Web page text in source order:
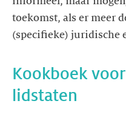
toekomst, als er meer
(specifieke) juridische
Kookboek
lidstaten